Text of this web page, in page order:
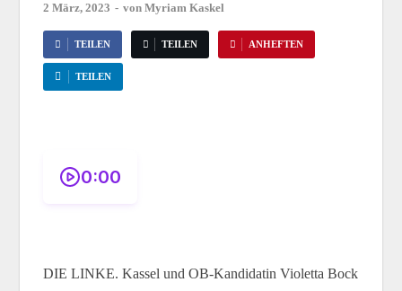
2 März, 2023 - vonMyriam Kaskel
TEILEN TEILEN ANHEFTEN
TEILEN
0:00
DIE LINKE. Kassel und OB-Kandidatin Violetta Bock